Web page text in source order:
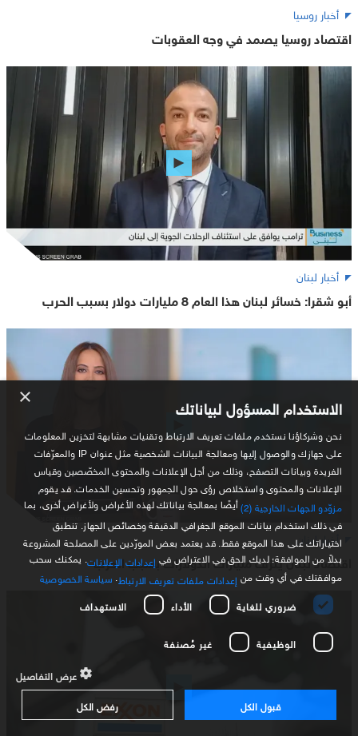
أخبار روسيا
اقتصاد روسيا يصمد في وجه العقوبات
أخبار لبنان
أبو شقرا: خسائر لبنان هذا العام 8 مليارات دولار بسبب الحرب
أخبار لبنان
اقتصاد لبنان ينزف مليارات الدولارات بسبب الحرب
× الاستخدام المسؤول لبياناتك
نحن وشركاؤنا نستخدم ملفات تعريف الارتباط وتقنيات مشابهة لتخزين المعلومات
على جهازك والوصول إليها ومعالجة البيانات الشخصية مثل عنوان IP والمعرّفات
الفريدة وبيانات التصفح، وذلك من أجل الإعلانات والمحتوى المخصّصين وقياس
الإعلانات والمحتوى واستخلاص رؤى حول الجمهور وتحسين الخدمات. قد يقوم
مزوّدو الجهات الخارجية (2)
أيضًا بمعالجة بياناتك لهذه الأغراض ولأغراض أخرى، بما
في ذلك استخدام بيانات الموقع الجغرافي الدقيقة وخصائص الجهاز. تنطبق
اختياراتك على هذا الموقع فقط. قد يعتمد بعض المورّدين على المصلحة المشروعة
بدلاً من الموافقة؛ لديك الحق في الاعتراض في إعدادات الإعلانات . يمكنك سحب
موافقتك في أي وقت من إعدادات ملفات تعريف الارتباط سياسة الخصوصية
ضروري للغاية
الأداء الاستهداف
الوظيفية غير مُصنفة
عرض التفاصيل
قبول الكل
رفض الكل